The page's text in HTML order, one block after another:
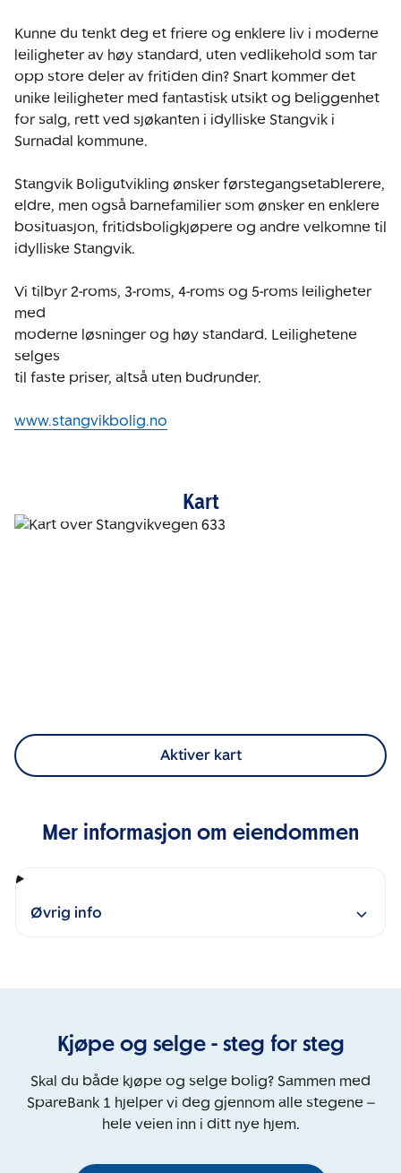
Kunne du tenkt deg et friere og enklere liv i moderne
leiligheter av høy standard, uten vedlikehold som tar
opp store deler av fritiden din? Snart kommer det
unike leiligheter med fantastisk utsikt og beliggenhet
for salg, rett ved sjøkanten i idylliske Stangvik i
Surnadal kommune.
Stangvik Boligutvikling ønsker førstegangsetablerere,
eldre, men også barnefamilier som ønsker en enklere
bosituasjon, fritidsboligkjøpere og andre velkomne til
idylliske Stangvik.
Vi tilbyr 2-roms, 3-roms, 4-roms og 5-roms leiligheter
med
moderne løsninger og høy standard. Leilighetene
selges
til faste priser, altså uten budrunder.
www.stangvikbolig.no
Kart
Aktiver kart
Mer informasjon om eiendommen
Øvrig info
Kjøpe og selge - steg for steg
Skal du både kjøpe og selge bolig? Sammen med
SpareBank 1 hjelper vi deg gjennom alle stegene –
hele veien inn i ditt nye hjem.